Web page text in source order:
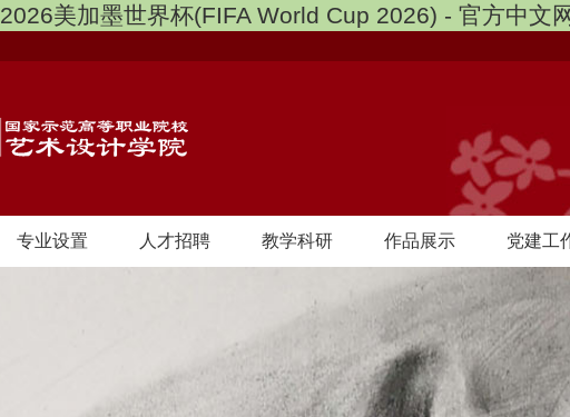
2026美加墨世界杯(FIFA World Cup 2026) - 官方中文
专业设置 人才招聘 教学科研 作品展示 党建工